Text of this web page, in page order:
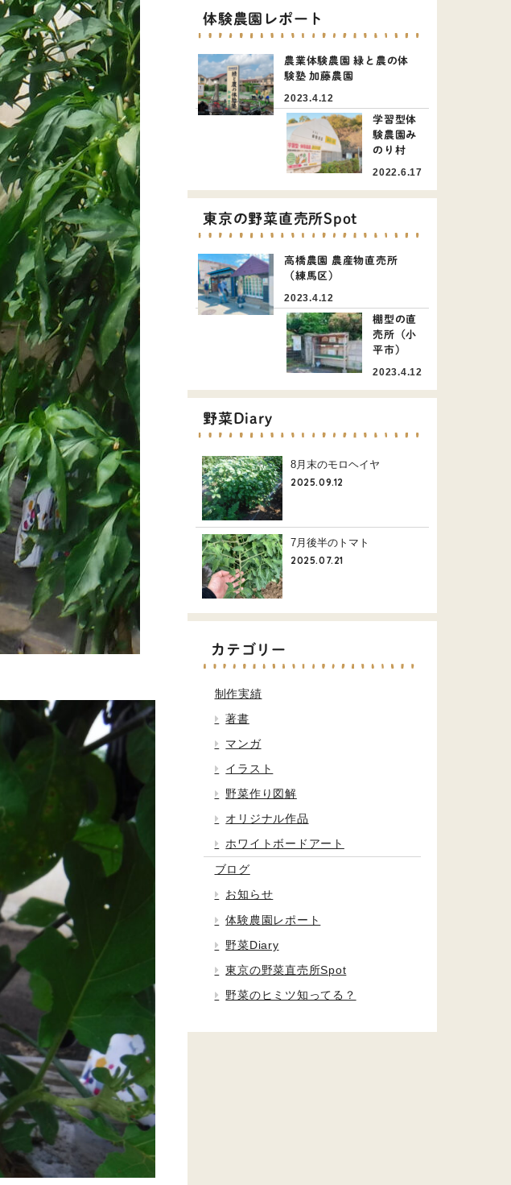
体験農園レポート
農業体験農園 緑と農の体
験塾 加藤農園
2023.4.12
学習型体
験農園み
のり村
2022.6.17
東京の野菜直売所Spot
高橋農園 農産物直売所
（練馬区）
2023.4.12
棚型の直
売所（小
平市）
2023.4.12
野菜Diary
8月末のモロヘイヤ
2025.09.12
7月後半のトマト
2025.07.21
カテゴリー
制作実績
著書
マンガ
イラスト
野菜作り図解
オリジナル作品
ホワイトボードアート
ブログ
お知らせ
体験農園レポート
野菜Diary
東京の野菜直売所Spot
野菜のヒミツ知ってる？